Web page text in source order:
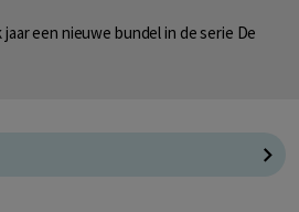
een nieuwe bundel in de serie De